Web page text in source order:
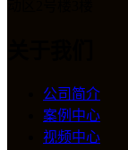
公司简介
案例中心
视频中心